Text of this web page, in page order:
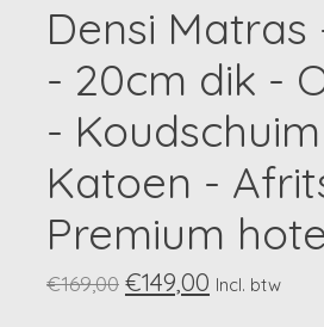
Densi Matras
- 20cm dik -
-
Katoen -
Premium
€169,00 €149,00 Incl. btw